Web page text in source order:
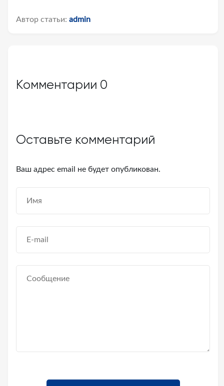
Автор статьи: admin
Комментарии 0
Оставьте комментарий
Ваш адрес email не будет опубликован.